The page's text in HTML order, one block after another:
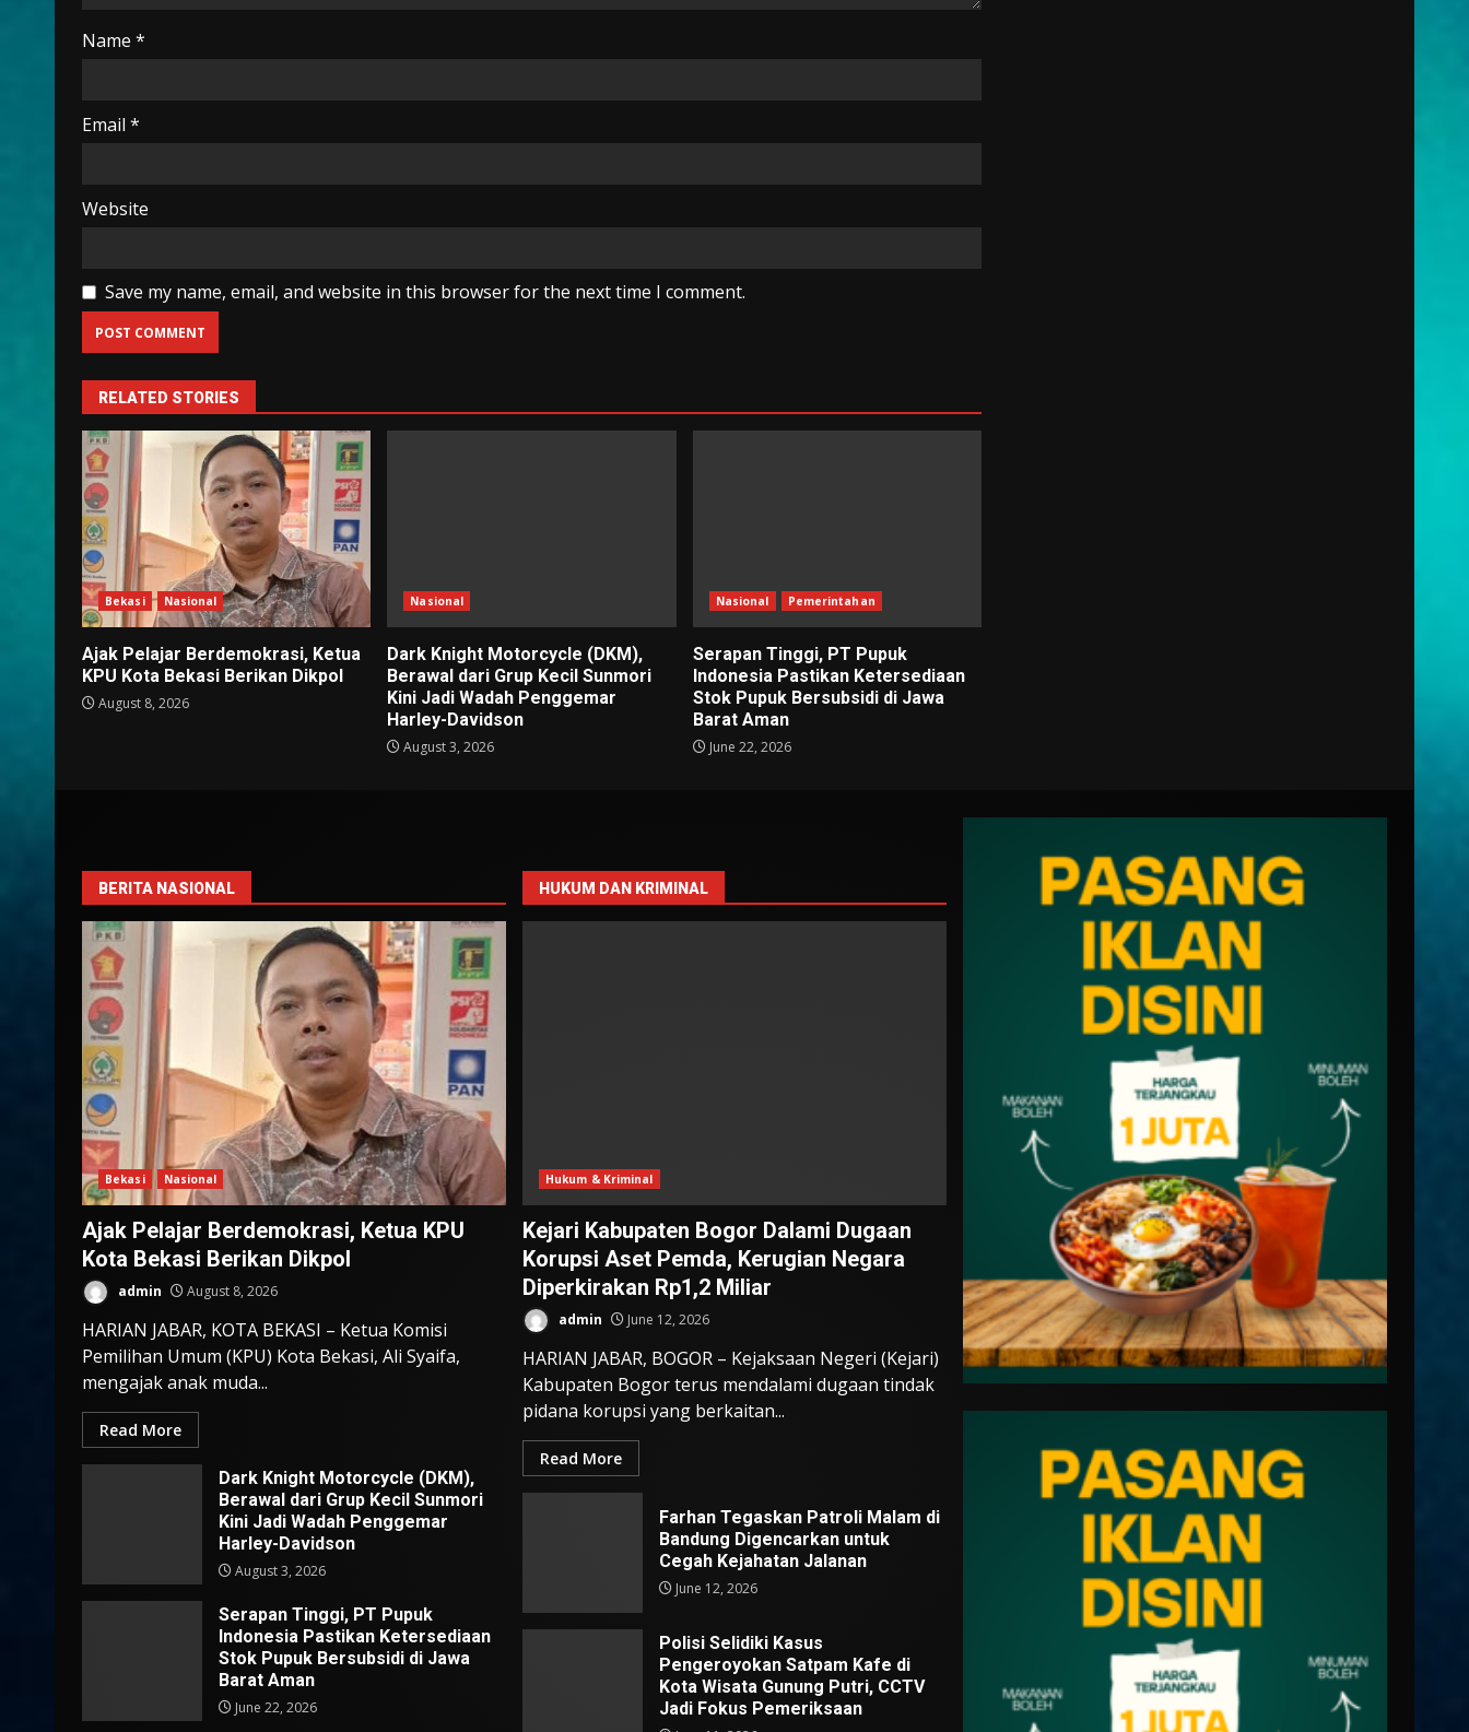
Name *
Email *
Website
Save my name, email, and website in this browser for the next time I comment.
RELATED STORIES
Bekasi Nasional
Ajak Pelajar Berdemokrasi, Ketua
KPU Kota Bekasi Berikan Dikpol
August 8, 2026
Nasional
Dark Knight Motorcycle (DKM),
Berawal dari Grup Kecil Sunmori
Kini Jadi Wadah Penggemar
Harley-Davidson
August 3, 2026
Nasional Pemerintahan
Serapan Tinggi, PT Pupuk
Indonesia Pastikan Ketersediaan
Stok Pupuk Bersubsidi di Jawa
Barat Aman
June 22, 2026
BERITA NASIONAL
Bekasi Nasional
Ajak Pelajar Berdemokrasi, Ketua KPU
Kota Bekasi Berikan Dikpol
admin August 8, 2026
HARIAN JABAR, KOTA BEKASI – Ketua Komisi
Pemilihan Umum (KPU) Kota Bekasi, Ali Syaifa,
mengajak anak muda...
Read More
Dark Knight Motorcycle (DKM),
Berawal dari Grup Kecil Sunmori
Kini Jadi Wadah Penggemar
Harley-Davidson
August 3, 2026
Serapan Tinggi, PT Pupuk
Indonesia Pastikan Ketersediaan
Stok Pupuk Bersubsidi di Jawa
Barat Aman
June 22, 2026
HUKUM DAN KRIMINAL
Hukum & Kriminal
Kejari Kabupaten Bogor Dalami Dugaan
Korupsi Aset Pemda, Kerugian Negara
Diperkirakan Rp1,2 Miliar
admin June 12, 2026
HARIAN JABAR, BOGOR – Kejaksaan Negeri (Kejari)
Kabupaten Bogor terus mendalami dugaan tindak
pidana korupsi yang berkaitan...
Read More
Farhan Tegaskan Patroli Malam di
Bandung Digencarkan untuk
Cegah Kejahatan Jalanan
June 12, 2026
Polisi Selidiki Kasus
Pengeroyokan Satpam Kafe di
Kota Wisata Gunung Putri, CCTV
Jadi Fokus Pemeriksaan